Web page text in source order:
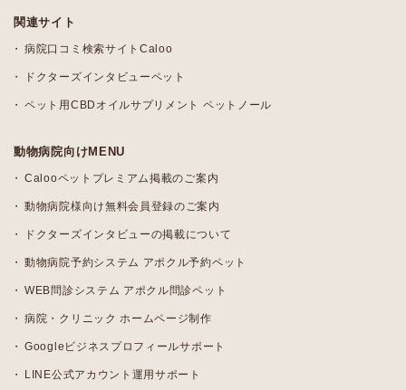
関連サイト
病院口コミ検索サイトCaloo
ドクターズインタビューペット
ペット用CBDオイルサプリメント ペットノール
動物病院向けMENU
Calooペットプレミアム掲載のご案内
動物病院様向け無料会員登録のご案内
ドクターズインタビューの掲載について
動物病院予約システム アポクル予約ペット
WEB問診システム アポクル問診ペット
病院・クリニック ホームページ制作
Googleビジネスプロフィールサポート
LINE公式アカウント運用サポート